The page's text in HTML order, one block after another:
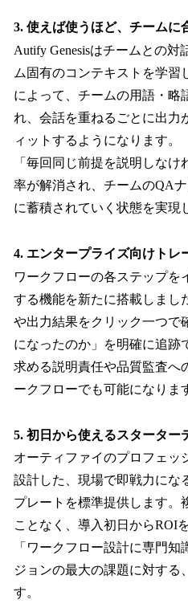
3. 使えば使うほど、チームに
Autify Genesisはチームとの
ム固有のコンテキストを学習
によって、チームの用語・略
れ、会話を重ねるごとに出力
ィットするようになります。
「毎回同じ前提を説明しな
率が解消され、チームのQA
に蓄積されていく状態を実現
4. エンタープライズ向けトレ
ワークフローの各ステップを
する機能を新たに搭載しまし
や出力結果をクリック一つで
になったのか」を明確に追跡
求める説明責任や品質監査へ
ークフローでも可能になりま
5. 初日から使えるスターター
オーティファイのプロフェッ
設計した、現場で即戦力にな
プレートを標準提供します。
ことなく、導入初日からROI
「ワークフロー設計に専門
ジョンの最大の課題に対する
す。